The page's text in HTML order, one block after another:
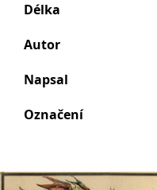
Délka
Autor
Napsal
Označení